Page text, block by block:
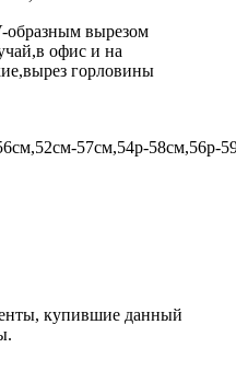
образным вырезом
офис и на
горловины
57см,54р-58см,56р-
купившие данный